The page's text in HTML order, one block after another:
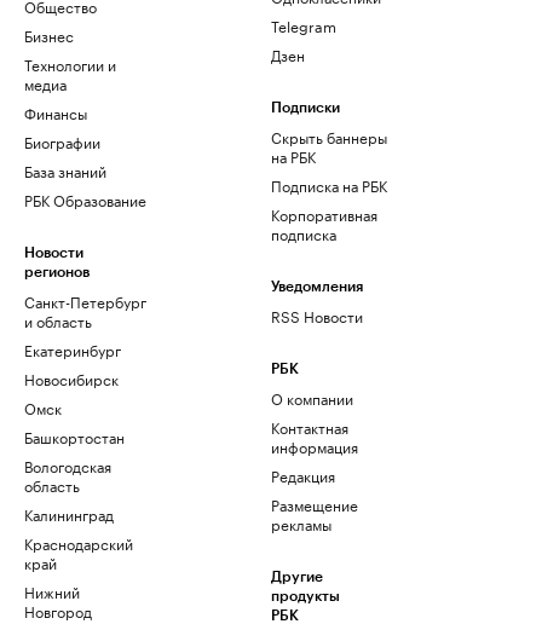
Общество
Бизнес
Технологии и
медиа
Финансы
Биографии
База знаний
РБК Образование
Новости
регионов
Санкт-Петербург
и область
Екатеринбург
Новосибирск
Омск
Башкортостан
Вологодская
область
Калининград
Краснодарский
край
Нижний
Новгород
Telegram
Дзен
Подписки
Скрыть баннеры
на РБК
Подписка на РБК
Корпоративная
подписка
Уведомления
RSS Новости
РБК
О компании
Контактная
информация
Редакция
Размещение
рекламы
Другие
продукты
РБК